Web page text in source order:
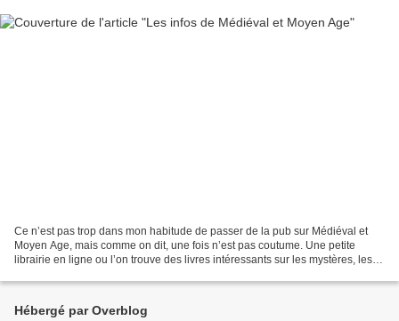
Ce n’est pas trop dans mon habitude de passer de la pub sur Médiéval et
Moyen Age, mais comme on dit, une fois n’est pas coutume. Une petite
librairie en ligne ou l’on trouve des livres intéressants sur les mystères, les
Hébergé par Overblog